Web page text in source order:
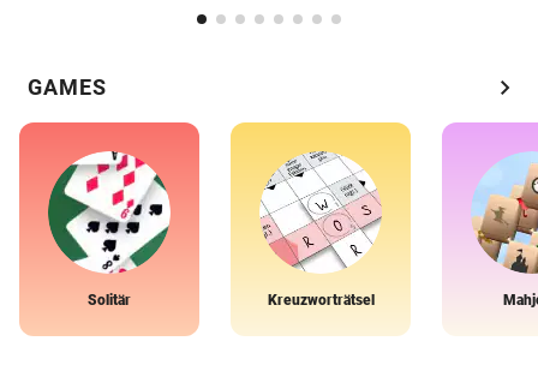
GAMES chevron_right
Solitär Kreuzworträtsel